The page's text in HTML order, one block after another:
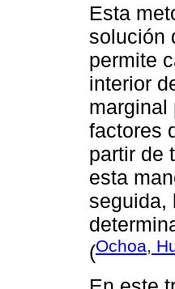
Esta
solución
permite
interior
marginal
factores
partir de
esta
seguida,
(Ochoa,